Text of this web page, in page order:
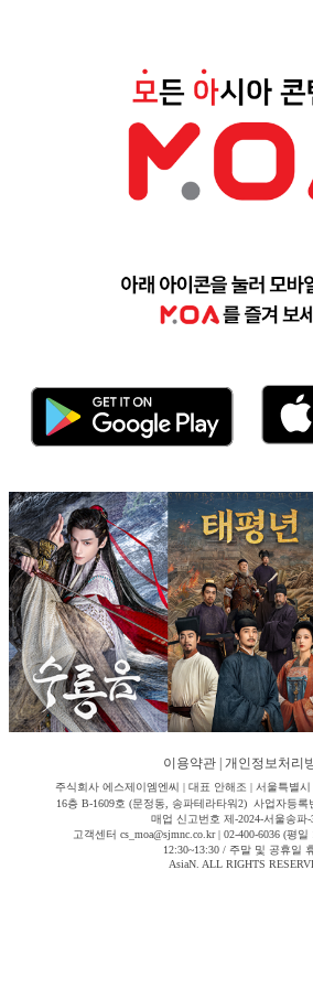
이용약관 개인정보처리
주식회사 에스제이엠엔씨 | 대표 안해조 | 서울특별
16층 B-1609호 (문정동, 송파테라타워2) 사업자등록
매업 신고번호 제-2024-서울송파-
고객센터 cs_moa@sjmnc.co.kr | 02-400-6036 (평
12:30~13:30 / 주말 및 공휴일
AsiaN. ALL RIGHTS